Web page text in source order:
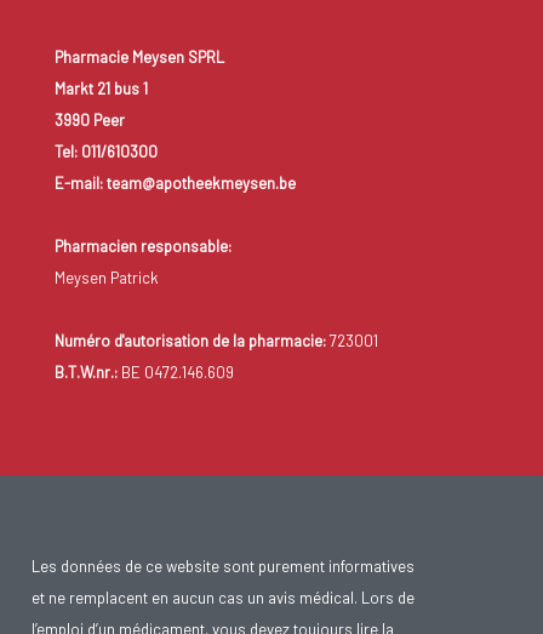
Pharmacie Meysen SPRL
Markt 21 bus 1
3990 Peer
Tel: 011/610300
E-mail: team@apotheekmeysen.be
Pharmacien responsable:
Meysen Patrick
Numéro d'autorisation de la pharmacie:723001
B.T.W.nr.:BE 0472.146.609
Les données de ce website sont purement informatives
et ne remplacent en aucun cas un avis médical. Lors de
l’emploi d’un médicament, vous devez toujours lire la